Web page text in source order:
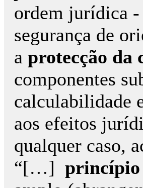
ordem jurídica
segurança de
a protecção da
componentes
calculabilidade
aos efeitos
qualquer caso,
“[…] princípio